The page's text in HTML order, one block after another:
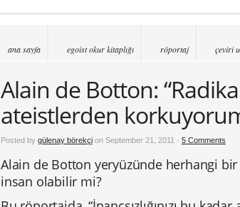
ana sayfa egoist okur kitaplığı röportaj çeviri
Alain de Botton:
ateistlerden
Posted by gülenay börekçi on September 21, 2011 · 5 Comments
Alain de Botton yeryüzünde herhangi
insan olabilir mi?